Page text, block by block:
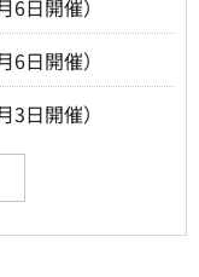
日開催）
日開催）
日開催）